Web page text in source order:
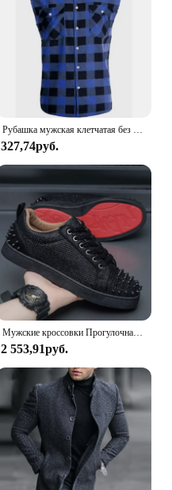
Рубашка мужская клетчатая без рукавов, крутая пляжная блузка в стиле барокко, на пуговицах, с коротким рукавом и принтом, Повседневная модная
327,74руб.
Мужские кроссовки Прогулочная мужская повседневная обувь Модный бренд Спортивные мужские мужские кроссовки Мужская дизайнерская мужская обувь на платформе
2 553,91руб.